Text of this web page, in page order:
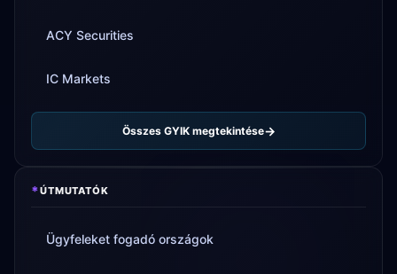
ACY Securities
IC Markets
Összes GYIK megtekintése
*ÚTMUTATÓK
Ügyfeleket fogadó országok